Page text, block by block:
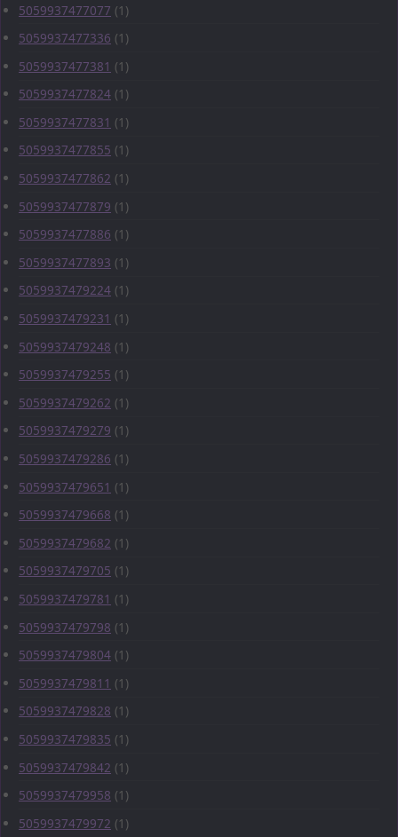
5059937477077 (1)
5059937477336 (1)
5059937477381 (1)
5059937477824 (1)
5059937477831 (1)
5059937477855 (1)
5059937477862 (1)
5059937477879 (1)
5059937477886 (1)
5059937477893 (1)
5059937479224 (1)
5059937479231 (1)
5059937479248 (1)
5059937479255 (1)
5059937479262 (1)
5059937479279 (1)
5059937479286 (1)
5059937479651 (1)
5059937479668 (1)
5059937479682 (1)
5059937479705 (1)
5059937479781 (1)
5059937479798 (1)
5059937479804 (1)
5059937479811 (1)
5059937479828 (1)
5059937479835 (1)
5059937479842 (1)
5059937479958 (1)
5059937479972 (1)